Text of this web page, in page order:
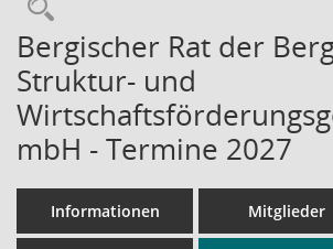
Rechercheauswahl
Bergischer Rat der
Struktur- und
mbH - Termine 2027
Informationen Mitglieder